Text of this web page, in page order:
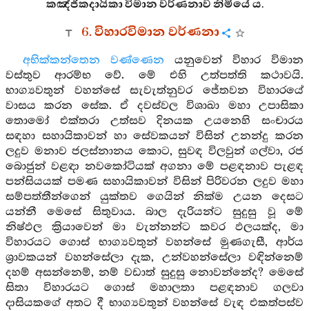
කඤ්ජිකදායිකා විමාන වර්ණනාව නිමියේ ය.
6. විහාරවිමාන වර්ණනා
අභික්කන්තෙන වණ්ණෙන යනුවෙන් විහාර විමාන
වස්තුව ආරම්භ වේ. මේ එහි උත්පත්ති කථාවයි.
භාග්‍යවතුන් වහන්සේ සැවැත්නුවර ජේතවන විහාරයේ
වාසය කරන සේක. ඒ දවස්වල විශාඛා මහා උපාසිකා
තොමෝ එක්තරා උත්සව දිනයක උයනෙහි සංචාරය
සඳහා සහායිකාවන් හා සේවකයන් විසින් උනන්දු කරන
ලදුව මනාව ජලස්නානය කොට, සුවඳ විලවුන් ගල්වා, රජ
බොජුන් වළඳා නවකෝටියක් අගනා මේ පළඳනාව පැළඳ
පන්සියයක් පමණ සහායිකාවන් විසින් පිරිවරන ලදුව මහා
සම්පත්තීන්ගෙන් යුක්තව ගෙයින් නික්ම උයන දෙසට
යන්නී මෙසේ සිතුවාය. බාල දැරියන්ට සුදුසු වූ මේ
නිෂ්ඵල ක්‍රියාවෙන් මා වැන්නන්ට කවර ඵලයක්ද, මා
විහාරයට ගොස් භාග්‍යවතුන් වහන්සේ මුණගැසී, ආර්ය
ශ්‍රාවකයන් වහන්සේලා දැක, උන්වහන්සේලා වඳින්නෙම්
දහම් අසන්නෙම්, නම් වඩාත් සුදුසු නොවන්නේද? මෙසේ
සිතා විහාරයට ගොස් මහාලතා පළඳනාව ගලවා
දාසියකගේ අතට දී භාග්‍යවතුන් වහන්සේ වැඳ එකත්පස්ව